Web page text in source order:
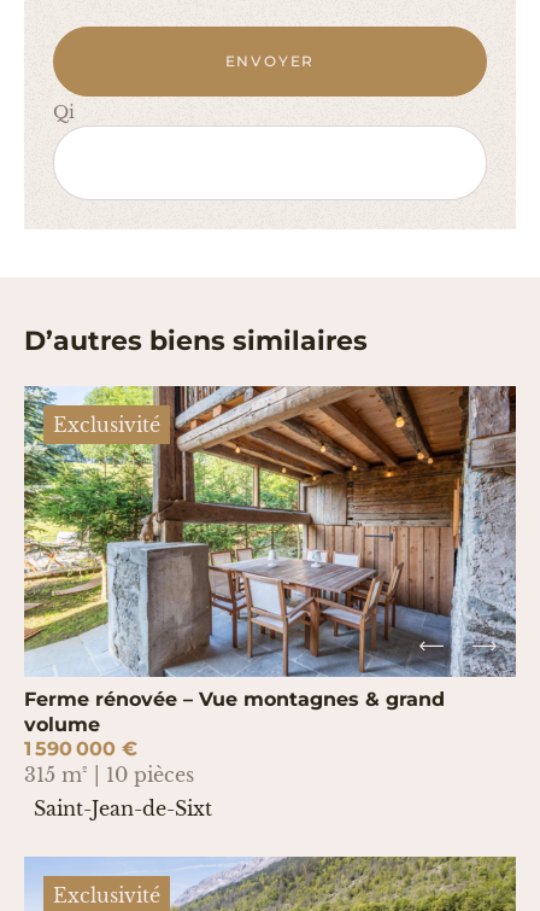
ENVOYER
Qi
D’autres biens similaires
Exclusivité
Ferme rénovée – Vue montagnes & grand
volume
1 590 000 €
315 m² | 10 pièces
Saint-Jean-de-Sixt
Exclusivité